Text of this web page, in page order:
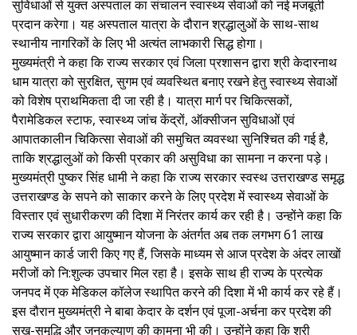
सुविधाओं से युक्त अस्पताल का संचालन स्वास्थ्य सेवाओं को नई मजबूती
प्रदान करेगा। यह अस्पताल यात्रा के दौरान श्रद्धालुओं के साथ-साथ
स्थानीय नागरिकों के लिए भी अत्यंत लाभकारी सिद्ध होगा।
मुख्यमंत्री ने कहा कि राज्य सरकार एवं जिला प्रशासन द्वारा श्री केदारनाथ
धाम यात्रा को सुरक्षित, सुगम एवं व्यवस्थित बनाए रखने हेतु स्वास्थ्य सेवाओं
को विशेष प्राथमिकता दी जा रही है। यात्रा मार्ग पर चिकित्सकों,
पैरामेडिकल स्टाफ, स्वास्थ्य जांच केंद्रों, ऑक्सीजन सुविधाओं एवं
आपातकालीन चिकित्सा सेवाओं की समुचित व्यवस्था सुनिश्चित की गई है,
ताकि श्रद्धालुओं को किसी प्रकार की असुविधा का सामना न करना पड़े।
मुख्यमंत्री पुष्कर सिंह धामी ने कहा कि राज्य सरकार स्वस्थ उत्तराखण्ड समृद्ध
उत्तराखण्ड के सपने को साकार करने के लिए प्रदेश में स्वास्थ्य सेवाओं के
विस्तार एवं सुधारीकरण की दिशा में निरंतर कार्य कर रही है। उन्होंने कहा कि
राज्य सरकार द्वारा आयुष्मान योजना के अंतर्गत अब तक लगभग 61 लाख
आयुष्मान कार्ड जारी किए गए हैं, जिसके माध्यम से आज प्रदेश के अंदर लाखों
मरीजों को नि:शुल्क उपचार मिल रहा है। इसके साथ ही राज्य के प्रत्येक
जनपद में एक मेडिकल कॉलेज स्थापित करने की दिशा में भी कार्य कर रहे हैं।
इस दौरान मुख्यमंत्री ने बाबा केदार के दर्शन एवं पूजा-अर्चना कर प्रदेश की
सुख-समृद्धि और जनकल्याण की कामना भी की। उन्होंने कहा कि श्री